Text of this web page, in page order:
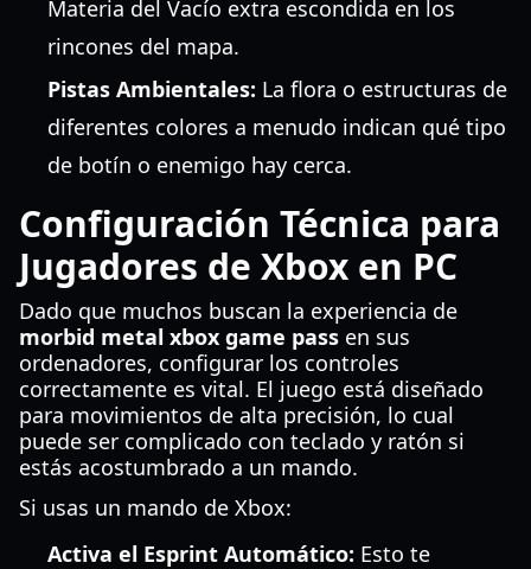
Materia del Vacío extra escondida en los
rincones del mapa.
Pistas Ambientales: La flora o estructuras de
diferentes colores a menudo indican qué tipo
de botín o enemigo hay cerca.
Configuración Técnica para
Jugadores de Xbox en PC
Dado que muchos buscan la experiencia de
morbid metal xbox game pass en sus
ordenadores, configurar los controles
correctamente es vital. El juego está diseñado
para movimientos de alta precisión, lo cual
puede ser complicado con teclado y ratón si
estás acostumbrado a un mando.
Si usas un mando de Xbox:
Activa el Esprint Automático: Esto te